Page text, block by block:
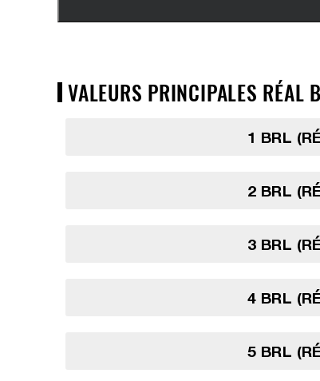
VALEURS PRINCIPALES RÉAL
1 BRL
2 BRL
3 BRL
4 BRL
5 BRL